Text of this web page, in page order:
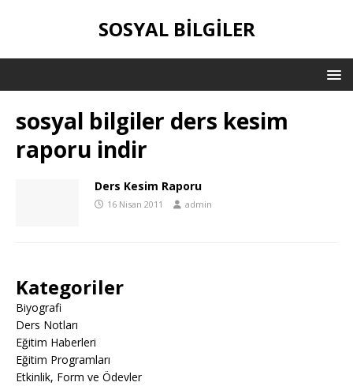
SOSYAL BILGILER
sosyal bilgiler ders kesim
raporu indir
Ders Kesim Raporu
16 Nisan 2011 admin
Kategoriler
Biyografi
Ders Notları
Eğitim Haberleri
Eğitim Programları
Etkinlik, Form ve Ödevler